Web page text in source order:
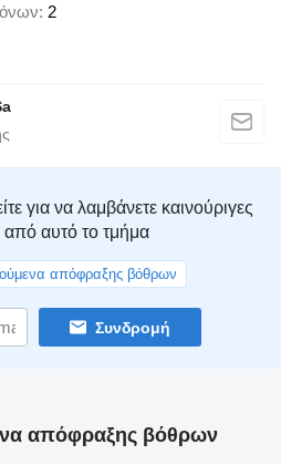
2
για να λαμβάνετε καινούριγες
από αυτό το τμήμα
απόφραξης βόθρων
Συνδρομή
απόφραξης βόθρων